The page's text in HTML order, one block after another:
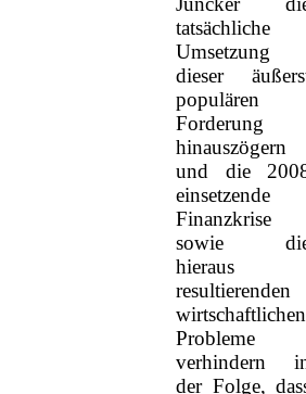
tatsächliche
Umsetzung
dieser
populären
Forderung
hinauszögern
und die
einsetzende
Finanzkrise
sowie
hieraus
resultierenden
wirtschaftlichen
Probleme
verhindern
der Folge,